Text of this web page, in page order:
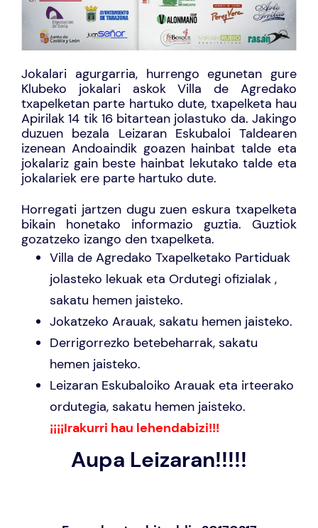
Jokalari agurgarria, hurrengo egunetan gure
Klubeko jokalari askok Villa de Agredako
txapelketan parte hartuko dute, txapelketa hau
Apirilak 14 tik 16 bitartean jolastuko da. Jakingo
duzuen bezala Leizaran Eskubaloi Taldearen
izenean Andoaindik goazen hainbat talde eta
jokalariz gain beste hainbat lekutako talde eta
jokalariek ere parte hartuko dute.
Horregati jartzen dugu zuen eskura txapelketa
bikain honetako informazio guztia. Guztiok
gozatzeko izango den txapelketa.
Villa de Agredako Txapelketako Partiduak
jolasteko lekuak eta Ordutegi ofizialak ,
sakatu hemen jaisteko.
Jokatzeko Arauak, sakatu hemen jaisteko.
Derrigorrezko betebeharrak, sakatu
hemen jaisteko.
Leizaran Eskubaloiko Arauak eta irteerako
ordutegia, sakatu hemen jaisteko.
¡¡¡¡Irakurri hau lehendabizi!!!
Aupa Leizaran!!!!!